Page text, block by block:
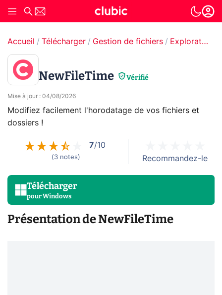
Accueil Télécharger Gestion de fichiers Explorateur de fichiers
NewFileTime Vérifié
Mise à jour : 04/08/2026
Modifiez facilement l'horodatage de vos fichiers et
dossiers !
7/10
(3 notes) Recommandez-le
Télécharger
pourWindows
Présentation de NewFileTime